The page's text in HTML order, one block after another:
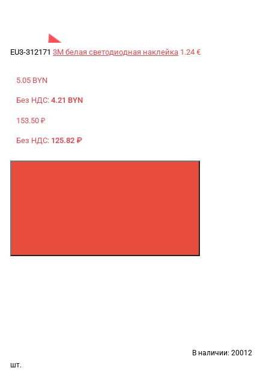
EU3-312171 3M белая светодиодная наклейка 1.24 €
5.05 BYN
Без НДС: 4.21 BYN
153.50 ₽
Без НДС: 125.82 ₽
В наличии: 20012
шт.